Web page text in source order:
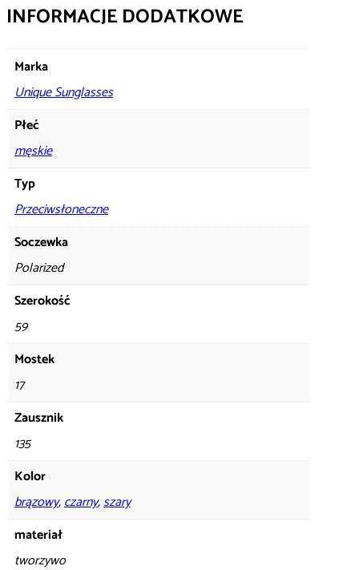
INFORMACJE DODATKOWE
Marka
Unique Sunglasses
Płeć
męskie
Typ
Przeciwsłoneczne
Soczewka
Polarized
Szerokość
59
Mostek
17
Zausznik
135
Kolor
brązowy,czarny,szary
materiał
tworzywo